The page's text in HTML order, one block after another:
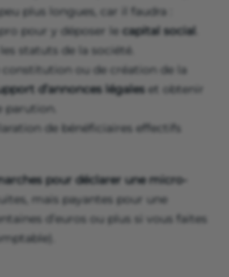
plus longues, car il faudra :
pour y déposer le capital social
statuts de la société.
constitution ou de création de la
d’annonces légales et obtenir
parution.
de bénéficiaires effectifs
pour déclarer une micro-
mais payantes pour une
d’euros ou plus si vous faites